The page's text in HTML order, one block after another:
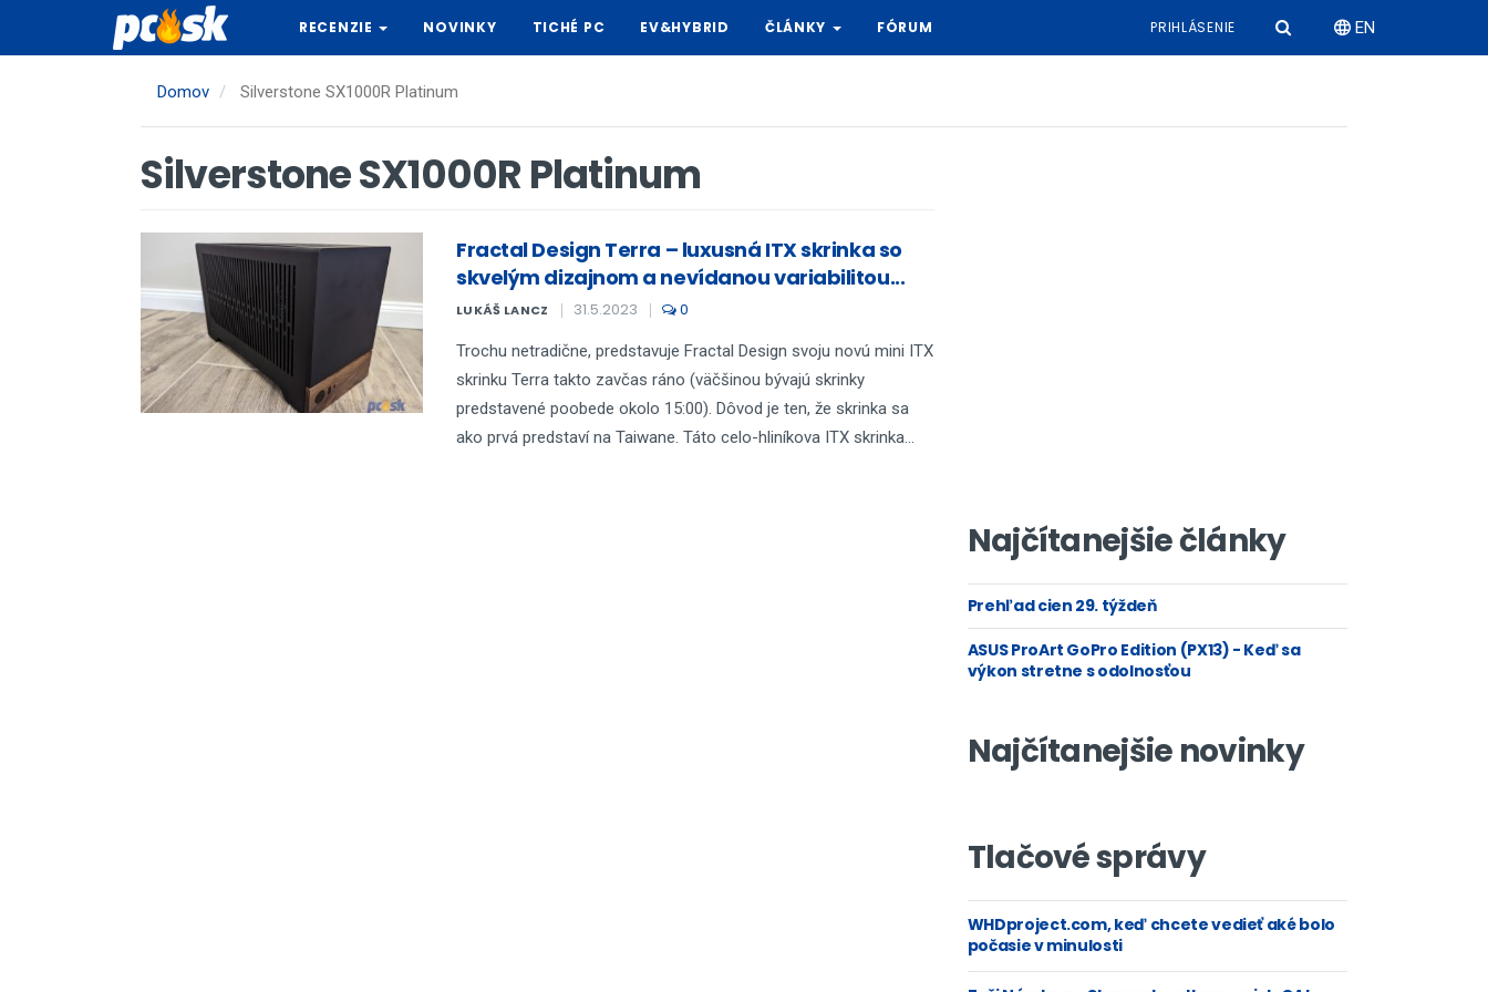
hlavný
RECENZIE NOVINKY TICHÉ PC EV&HYBRID ČLÁNKY FÓRUM PRIHLÁSENIE EN
Domov Silverstone SX1000R Platinum
Silverstone SX1000R Platinum
Fractal Design Terra – luxusná ITX skrinka so
skvelým dizajnom a nevídanou variabilitou...
LUKÁŠ LANCZ 31.5.2023 0
Trochu netradične, predstavuje Fractal Design svoju novú mini ITX
skrinku Terra takto zavčas ráno (väčšinou bývajú skrinky
predstavené poobede okolo 15:00). Dôvod je ten, že skrinka sa
ako prvá predstaví na Taiwane. Táto celo-hliníkova ITX skrinka...
Najčítanejšie články
Prehľad cien 29. týždeň
ASUS ProArt GoPro Edition (PX13) - Keď sa
výkon stretne s odolnosťou
Najčítanejšie novinky
Tlačové správy
WHDproject.com, keď chcete vedieť aké bolo
počasie v minulosti